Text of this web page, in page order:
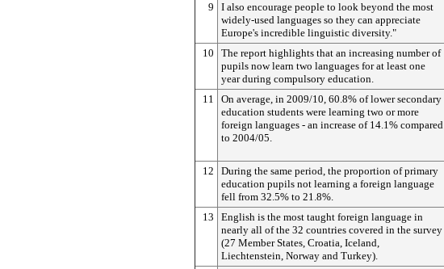
9
I also encourage people to look beyond the most
widely-used languages so they can appreciate
Europe's incredible linguistic diversity."
10
The report highlights that an increasing number of
pupils now learn two languages for at least one
year during compulsory education.
11
On average, in 2009/10, 60.8% of lower secondary
education students were learning two or more
foreign languages - an increase of 14.1% compared
to 2004/05.
12
During the same period, the proportion of primary
education pupils not learning a foreign language
fell from 32.5% to 21.8%.
13
English is the most taught foreign language in
nearly all of the 32 countries covered in the survey
(27 Member States, Croatia, Iceland,
Liechtenstein, Norway and Turkey).